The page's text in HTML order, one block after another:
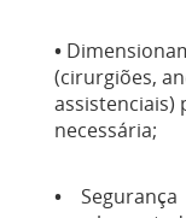
•
(cirurgiões,
assistenciais)
necessária;
•